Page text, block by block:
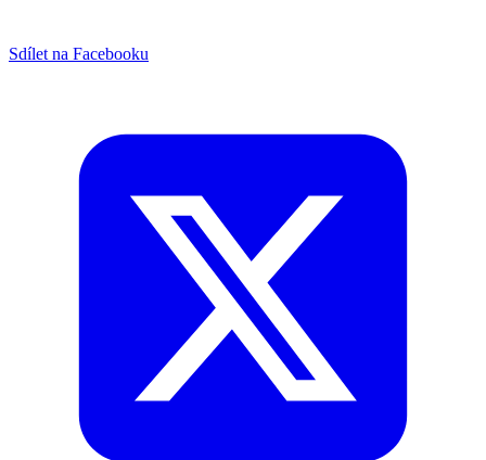
Sdílet na Facebooku